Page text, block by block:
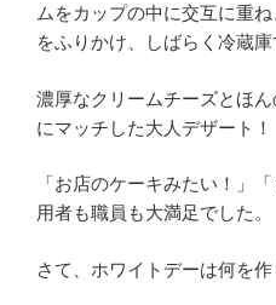
ムをカップの中に交互に重
をふりかけ、しばらく冷蔵庫
濃厚なクリームチーズとほ
にマッチした大人デザート！
「お店のケーキみたい！」
用者も職員も大満足でした。
さて、ホワイトデーは何を